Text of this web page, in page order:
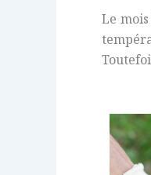
Le mois